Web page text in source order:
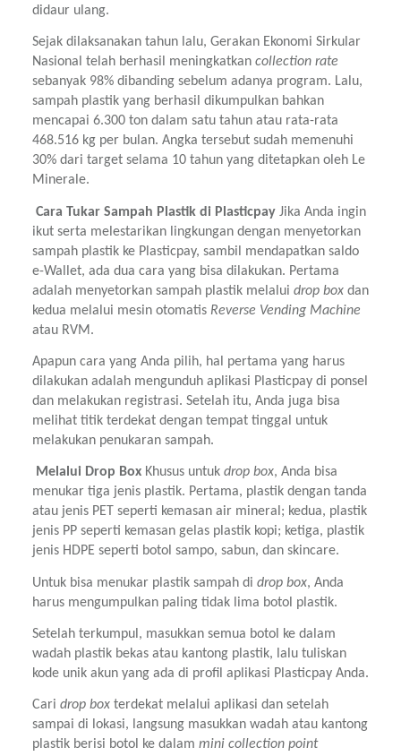
didaur ulang.
Sejak dilaksanakan tahun lalu, Gerakan Ekonomi Sirkular
Nasional telah berhasil meningkatkan
sebanyak 98% dibanding sebelum adanya program. Lalu,
sampah plastik yang berhasil dikumpulkan bahkan
mencapai 6.300 ton dalam satu tahun atau rata-rata
468.516 kg per bulan. Angka tersebut sudah memenuhi
30% dari target selama 10 tahun yang ditetapkan oleh Le
Minerale.
Cara Tukar Sampah Plastik di Plasticpay Jika Anda ingin
ikut serta melestarikan lingkungan dengan menyetorkan
sampah plastik ke Plasticpay, sambil mendapatkan saldo
e-Wallet, ada dua cara yang bisa dilakukan. Pertama
adalah menyetorkan sampah plastik melalui drop box dan
kedua melalui mesin otomatis Reverse Vending Machine
atau RVM.
Apapun cara yang Anda pilih, hal pertama yang harus
dilakukan adalah mengunduh aplikasi Plasticpay di ponsel
dan melakukan registrasi. Setelah itu, Anda juga bisa
melihat titik terdekat dengan tempat tinggal untuk
melakukan penukaran sampah.
Melalui Drop Box Khusus untuk drop box, Anda bisa
menukar tiga jenis plastik. Pertama, plastik dengan tanda
atau jenis PET seperti kemasan air mineral; kedua, plastik
jenis PP seperti kemasan gelas plastik kopi; ketiga, plastik
jenis HDPE seperti botol sampo, sabun, dan skincare.
Untuk bisa menukar plastik sampah di drop box, Anda
harus mengumpulkan paling tidak lima botol plastik.
Setelah terkumpul, masukkan semua botol ke dalam
wadah plastik bekas atau kantong plastik, lalu tuliskan
kode unik akun yang ada di profil aplikasi Plasticpay Anda.
Cari drop box terdekat melalui aplikasi dan setelah
sampai di lokasi, langsung masukkan wadah atau kantong
plastik berisi botol ke dalam
mini collection point